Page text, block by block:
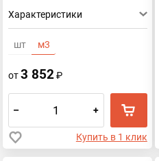
Характеристики
шт м3
от3 852₽
– +
Купить в 1 клик